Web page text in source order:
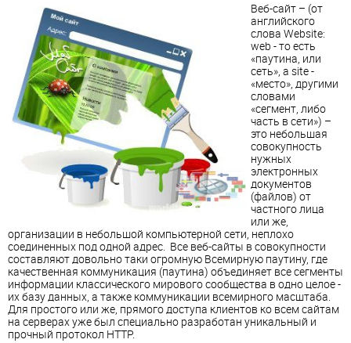
Веб-сайт – (от
английского
слова Website:
web - то есть
«паутина, или
сеть», а site -
«место», другими
словами
«сегмент, либо
часть в сети») –
это небольшая
совокупность
нужных
электронных
документов
(файлов) от
частного лица
или же,
организации в небольшой компьютерной сети, неплохо
соединенных под одной адрес. Все веб-сайты в совокупности
составляют довольно таки огромную Всемирную паутину, где
качественная коммуникация (паутина) объединяет все сегменты
информации классического мирового сообщества в одно целое -
их базу данных, а также коммуникации всемирного масштаба.
Для простого или же, прямого доступа клиентов ко всем сайтам
на серверах уже был специально разработан уникальный и
прочный протокол HTTP.